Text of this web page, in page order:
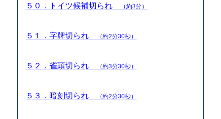
５０．トイツ候補切られ （約3分）
５１．字牌切られ （約2分30秒）
５２．雀頭切られ （約3分30秒）
５３．暗刻切られ （約2分30秒）